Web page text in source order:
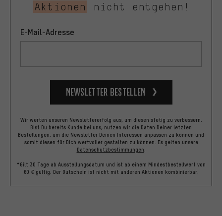
Aktionen
nicht entgehen!
E-Mail-Adresse
Newsletter bestellen
Wir werten unseren Newslettererfolg aus, um diesen stetig zu verbessern.
Bist Du bereits Kunde bei uns, nutzen wir die Daten Deiner letzten
Bestellungen, um die Newsletter Deinen Interessen anpassen zu können und
somit diesen für Dich wertvoller gestalten zu können. Es gelten unsere
Datenschutzbestimmungen.
*Gilt 30 Tage ab Ausstellungsdatum und ist ab einem Mindestbestellwert von
60 € gültig. Der Gutschein ist nicht mit anderen Aktionen kombinierbar.